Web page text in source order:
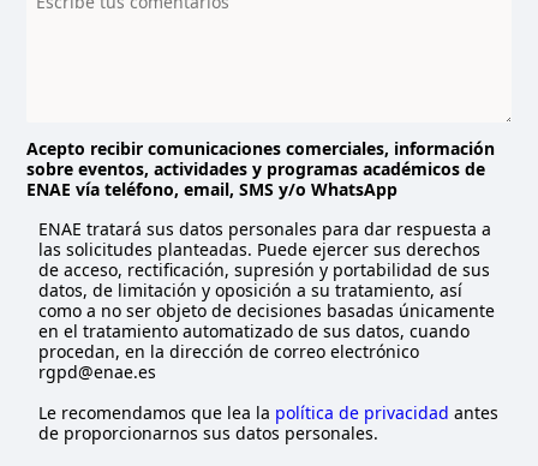
t
e
d
Acepto recibir comunicaciones comerciales, información
sobre eventos, actividades y programas académicos de
ENAE vía teléfono, email, SMS y/o WhatsApp
ENAE tratará sus datos personales para dar respuesta a
las solicitudes planteadas. Puede ejercer sus derechos
de acceso, rectificación, supresión y portabilidad de sus
datos, de limitación y oposición a su tratamiento, así
como a no ser objeto de decisiones basadas únicamente
en el tratamiento automatizado de sus datos, cuando
procedan, en la dirección de correo electrónico
rgpd@enae.es
Le recomendamos que lea la política de privacidad antes
de proporcionarnos sus datos personales.